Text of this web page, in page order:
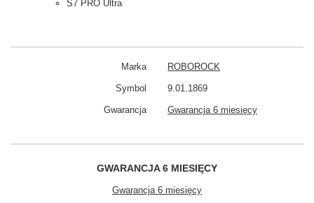
S7 PRO Ultra
Marka ROBOROCK
Symbol 9.01.1869
Gwarancja Gwarancja 6 miesięcy
GWARANCJA 6 MIESIĘCY
Gwarancja 6 miesięcy